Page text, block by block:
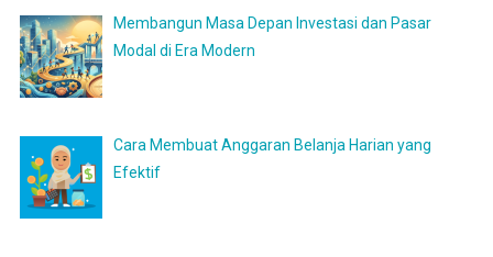
Membangun Masa Depan Investasi dan Pasar
Modal di Era Modern
Cara Membuat Anggaran Belanja Harian yang
Efektif